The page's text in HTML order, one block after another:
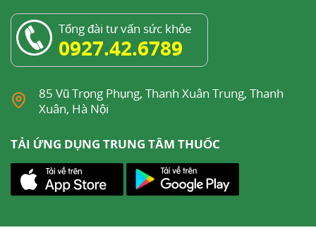
Tổng đài tư vấn sức khỏe
0927.42.6789
85 Vũ Trọng Phụng, Thanh Xuân Trung, Thanh
Xuân, Hà Nội
TẢI ỨNG DỤNG TRUNG TÂM THUỐC